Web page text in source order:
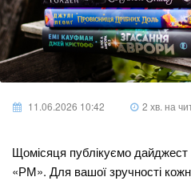
11.06.2026 10:42 2 хв. на
Щомісяця публікуємо
«РМ». Для вашої зручності